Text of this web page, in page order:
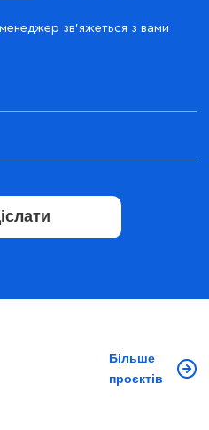
зв'яжеться з вами
Більше
проєктів